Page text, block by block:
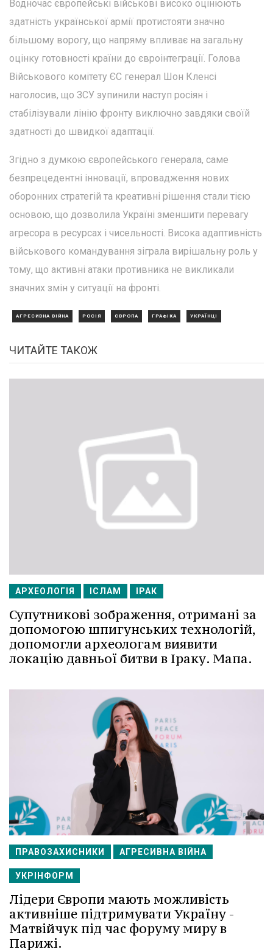
Водночас європейські військові високо оцінюють
здатність української армії протистояти значно
більшому ворогу, що напряму впливає на загальну
оцінку готовності країни до євроінтеграції. Голова
Військового комітету ЄС генерал Шон Кленсі
наголосив, що ЗСУ зупинили наступ росіян і
стабілізували лінію фронту виключно завдяки своїй
здатності до швидкої адаптації.
Згідно з думкою європейського генерала, саме
безпрецедентні інновації, впровадження нових
оборонних стратегій та креативні рішення стали тією
основою, що дозволила Україні зменшити перевагу
агресора в ресурсах і чисельності. Висока адаптивність
військового командування зіграла вирішальну роль у
тому, що активні атаки противника не викликали
значних змін у ситуації на фронті.
АГРЕСИВНА ВІЙНА РОСІЯ ЄВРОПА ГРАФІКА УКРАЇНЦІ
ЧИТАЙТЕ ТАКОЖ
АРХЕОЛОГІЯ ІСЛАМ ІРАК
Супутникові зображення, отримані за
допомогою шпигунських технологій,
допомогли археологам виявити
локацію давньої битви в Іраку. Мапа.
ПРАВОЗАХИСНИКИ АГРЕСИВНА ВІЙНА
УКРІНФОРМ
Лідери Європи мають можливість
активніше підтримувати Україну -
Матвійчук під час форуму миру в
Парижі.